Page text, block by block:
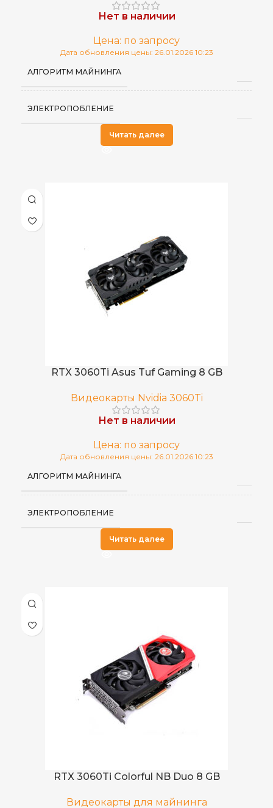
Нет в наличии
Цена: по запросу
Дата обновления цены: 26.01.2026 10:23
АЛГОРИТМ МАЙНИНГА
ЭЛЕКТРОПОБЛЕНИЕ
Читать далее
RTX 3060Ti Asus Tuf Gaming 8 GB
Видеокарты Nvidia 3060Ti
Нет в наличии
Цена: по запросу
Дата обновления цены: 26.01.2026 10:23
АЛГОРИТМ МАЙНИНГА
ЭЛЕКТРОПОБЛЕНИЕ
Читать далее
RTX 3060Ti Colorful NB Duo 8 GB
Видеокарты для майнинга